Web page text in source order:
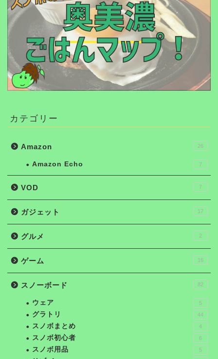
カテゴリー
Amazon 26
Amazon Echo 7
VOD 7
ガジェット 17
グルメ 2
ゲーム 16
スノーボード 82
ウェア 5
グラトリ 44
スノボまとめ 4
スノボ初心者 6
スノボ用品 5